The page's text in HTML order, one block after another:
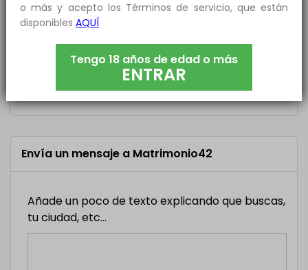
PACO Y SONIA
Hola, somos matrimonio que vamos mañana y
hasta el sábado a Cuenca. Estáis interesados en
tomar una copa?
Envía un mensaje a Matrimonio42
Añade un poco de texto explicando que buscas,
tu ciudad, etc...
o más y acepto los Términos de servicio, que están
disponibles AQUÍ
Tengo 18 años de edad o más
ENTRAR